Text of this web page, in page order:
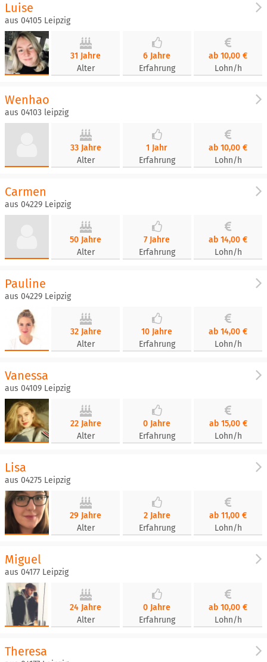
Luise
aus 04105 Leipzig
31 Jahre
Alter
6 Jahre
Erfahrung
ab 10,00 €
Lohn/h
Wenhao
aus 04103 leipzig
33 Jahre
Alter
1 Jahr
Erfahrung
ab 10,00 €
Lohn/h
Carmen
aus 04229 Leipzig
50 Jahre
Alter
7 Jahre
Erfahrung
ab 14,00 €
Lohn/h
Pauline
aus 04229 Leipzig
32 Jahre
Alter
10 Jahre
Erfahrung
ab 14,00 €
Lohn/h
Vanessa
aus 04109 Leipzig
22 Jahre
Alter
0 Jahre
Erfahrung
ab 15,00 €
Lohn/h
Lisa
aus 04275 Leipzig
29 Jahre
Alter
2 Jahre
Erfahrung
ab 11,00 €
Lohn/h
Miguel
aus 04177 Leipzig
24 Jahre
Alter
0 Jahre
Erfahrung
ab 10,00 €
Lohn/h
Theresa